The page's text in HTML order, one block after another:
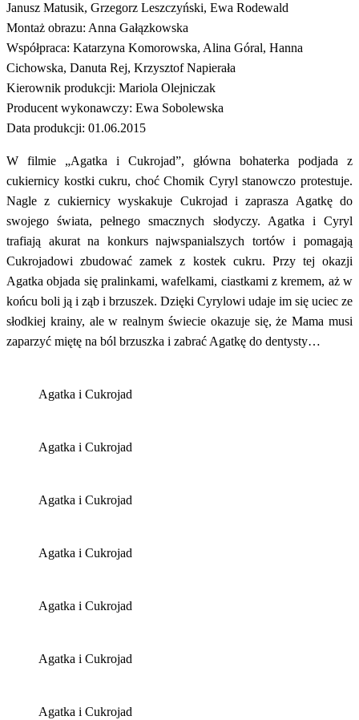
Janusz Matusik, Grzegorz Leszczyński, Ewa Rodewald
Montaż obrazu: Anna Gałązkowska
Współpraca: Katarzyna Komorowska, Alina Góral, Hanna
Cichowska, Danuta Rej, Krzysztof Napierała
Kierownik produkcji: Mariola Olejniczak
Producent wykonawczy: Ewa Sobolewska
Data produkcji: 01.06.2015
W filmie „Agatka i Cukrojad”, główna bohaterka podjada z
cukiernicy kostki cukru, choć Chomik Cyryl stanowczo protestuje.
Nagle z cukiernicy wyskakuje Cukrojad i zaprasza Agatkę do
swojego świata, pełnego smacznych słodyczy. Agatka i Cyryl
trafiają akurat na konkurs najwspanialszych tortów i pomagają
Cukrojadowi zbudować zamek z kostek cukru. Przy tej okazji
Agatka objada się pralinkami, wafelkami, ciastkami z kremem, aż w
końcu boli ją i ząb i brzuszek. Dzięki Cyrylowi udaje im się uciec ze
słodkiej krainy, ale w realnym świecie okazuje się, że Mama musi
zaparzyć miętę na ból brzuszka i zabrać Agatkę do dentysty…
Agatka i Cukrojad
Agatka i Cukrojad
Agatka i Cukrojad
Agatka i Cukrojad
Agatka i Cukrojad
Agatka i Cukrojad
Agatka i Cukrojad